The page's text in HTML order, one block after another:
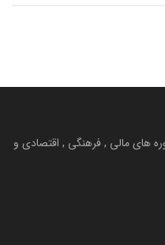
های مالی , فرهنگی , اقتصادی و